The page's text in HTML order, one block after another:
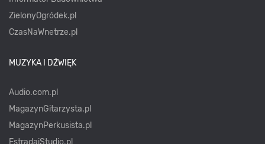
ZielonyOgródek.pl
CzasNaWnetrze.pl
MUZYKA I DŹWIĘK
Audio.com.pl
MagazynGitarzysta.pl
MagazynPerkusista.pl
EstradaiStudio.pl